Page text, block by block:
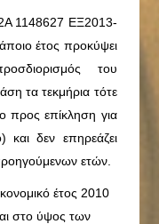
1148627 ΕΞ2013-
έτος προκύψει
του
τα τεκμήρια τότε
προς επίκληση για
και δεν επηρεάζει
ετών.
έτος 2010
στο ύψος των